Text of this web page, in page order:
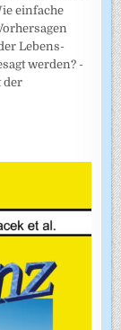
einfache
Lebens­
werden? -
der